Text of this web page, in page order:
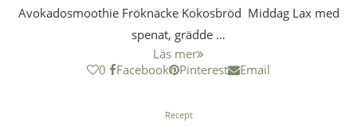
Avokadosmoothie Fröknäcke Kokosbröd Middag Lax med
spenat, grädde …
Läs mer
0
Facebook Pinterest Email
Recept